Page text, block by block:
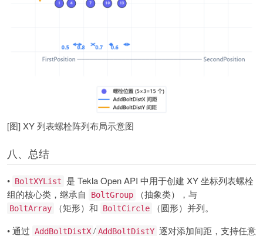
[图] XY 列表螺栓阵列布局示意图
八、总结
• BoltXYList
是 Tekla Open API 中用于创建 XY 坐标列表螺栓
组的核心类，继承自
BoltGroup （抽象类），与
BoltArray （矩形）和 BoltCircle
（圆形）并列。
• 通过 AddBoltDistX / AddBoltDistY 逐对添加间距，支持任意